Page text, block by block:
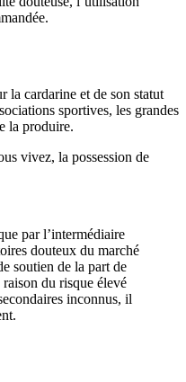
la cardarine et de son statut
sportives, les grandes
la produire.
vivez, la possession de
par l’intermédiaire
douteux du marché
soutien de la part de
du risque élevé
inconnus, il